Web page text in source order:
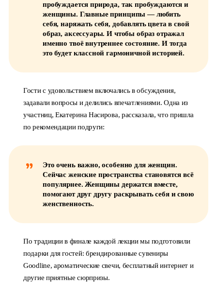
пробуждается природа, так пробуждаются и
женщины. Главные принципы — любить
себя, наряжать себя, добавлять цвета в свой
образ, аксессуары. И чтобы образ отражал
именно твоё внутреннее состояние. И тогда
это будет классной гармоничной историей.
Гости с удовольствием включались в обсуждения,
задавали вопросы и делились впечатлениями. Одна из
участниц, Екатерина Насирова, рассказала, что пришла
по рекомендации подруги:
Это очень важно, особенно для женщин.
Сейчас женские пространства становятся всё
популярнее. Женщины держатся вместе,
помогают друг другу раскрывать себя и свою
женственность.
По традиции в финале каждой лекции мы подготовили
подарки для гостей: брендированные сувениры
Goodline, ароматические свечи, бесплатный интернет и
другие приятные сюрпризы.